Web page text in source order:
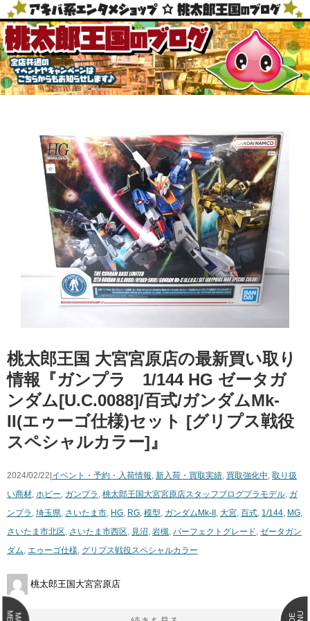
桃太郎王国 大宮宮原店の最新買い取り
情報『ガンプラ 1/144 ​HG ​ゼータガ
ンダム[U.C.0088]/百式/ガンダムMk-
II(エゥーゴ仕様)セット ​[グリプス戦役
スペシャルカラー]』
2024/02/22| イベント・予約・入荷情報, 新入荷・買取実績, 買取強化中, 取り扱
い商材, ホビー, ガンプラ , 桃太郎王国大宮宮原店スタッフブログプラモデル, ガ
ンプラ , 埼玉県, さいたま市, HG, RG, 模型, ガンダムMk-II , 大宮, 百式, 1/144, MG,
さいたま市北区, さいたま市西区, 見沼, 岩槻, パーフェクトグレード, ゼータガン
ダム, エゥーゴ仕様, グリプス戦役スペシャルカラー
桃太郎王国大宮宮原店